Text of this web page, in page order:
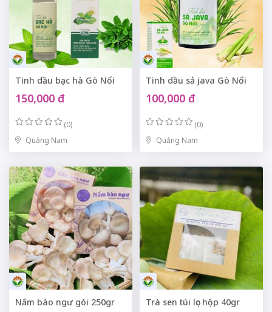
Tinh dầu bạc hà Gò Nổi
150,000 đ
(0)
Quảng Nam
Tinh dầu sả java Gò Nổi
100,000 đ
(0)
Quảng Nam
Nấm bào ngư gói 250gr Trà sen túi lọc hộp 40gr